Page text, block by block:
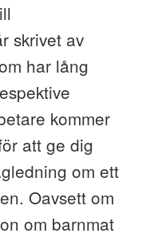
skrivet av
har lång
kommer
att ge dig
om ett
Oavsett om
om barnmat